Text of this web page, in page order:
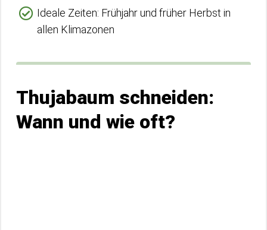
Ideale Zeiten: Frühjahr und früher Herbst in
allen Klimazonen
Thujabaum schneiden:
Wann und wie oft?